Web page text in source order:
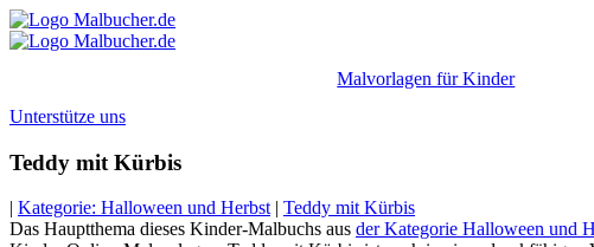
Zum
Inhalt
Malvorlagen für Kinder
Unterstütze uns
Teddy mit Kürbis
| Kategorie: Halloween und Herbst| Teddy mit Kürbis
Das Hauptthema dieses Kinder-Malbuchs aus der Kategorie Halloween und